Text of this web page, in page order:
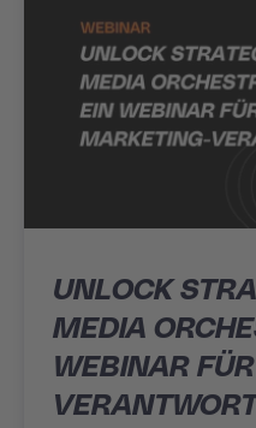
UNLOCK
MEDIA
WEBINAR